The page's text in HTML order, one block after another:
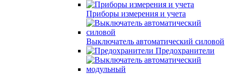
Приборы измерения и учета
Выключатель автоматический силовой
Предохранители